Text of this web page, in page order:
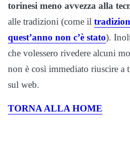
torinesi meno avvezza alla
alle tradizioni (come il
quest’anno non c’è stato).
che volessero rivedere alcuni
non è così immediato riuscire a
sul web.
TORNA ALLA HOME